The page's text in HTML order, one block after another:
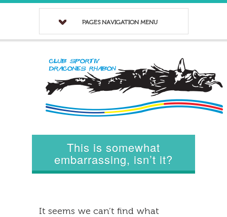
PAGES NAVIGATION MENU
This is somewhat
embarrassing, isn’t it?
It seems we can’t find what